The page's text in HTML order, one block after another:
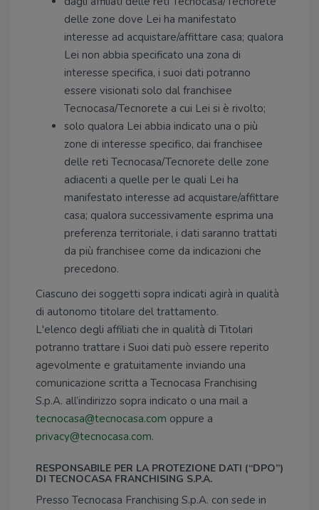
delle zone dove Lei ha manifestato
interesse ad acquistare/affittare casa; qualora
Lei non abbia specificato una zona di
interesse specifica, i suoi dati potranno
essere visionati solo dal franchisee
Tecnocasa/Tecnorete a cui Lei si è rivolto;
solo qualora Lei abbia indicato una o più
zone di interesse specifico, dai franchisee
delle reti Tecnocasa/Tecnorete delle zone
adiacenti a quelle per le quali Lei ha
manifestato interesse ad acquistare/affittare
casa; qualora successivamente esprima una
preferenza territoriale, i dati saranno trattati
da più franchisee come da indicazioni che
precedono.
Ciascuno dei soggetti sopra indicati agirà in qualità
di autonomo titolare del trattamento.
L'elenco degli affiliati che in qualità di Titolari
potranno trattare i Suoi dati può essere reperito
agevolmente e gratuitamente inviando una
comunicazione scritta a Tecnocasa Franchising
S.p.A. all’indirizzo sopra indicato o una mail a
tecnocasa@tecnocasa.com oppure a
privacy@tecnocasa.com.
RESPONSABILE PER LA PROTEZIONE DATI (“DPO”)
DI TECNOCASA FRANCHISING S.P.A.
Presso Tecnocasa Franchising S.p.A. con sede in